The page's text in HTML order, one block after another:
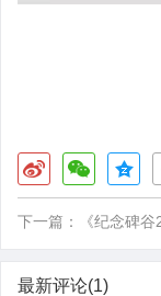
下一篇： 《纪念碑
最新评论(1)